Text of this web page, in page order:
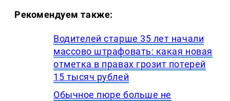
Рекомендуем также:
Водителей старше 35 лет начали
массово штрафовать: какая новая
отметка в правах грозит потерей
15 тысяч рублей
Обычное пюре больше не